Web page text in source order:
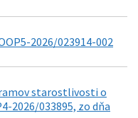
2026/023914-002
starostlivosti o
2026/033895, zo dňa